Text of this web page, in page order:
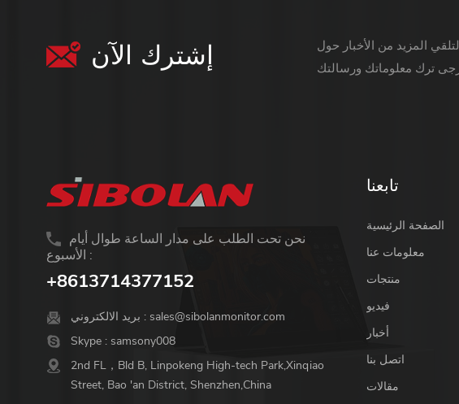
إشترك الآن
لتلقي المزيد من الأخبار حول Sibolan أو معلومات أكثر قيمة ،
نحن تحت الطلب على مدار الساعة طوال أيام
الأسبوع :
+8613714377152
بريد الالكتروني : sales@sibolanmonitor.com
Skype : samsony008
2nd FL，Bld B, Linpokeng High-tech Park,Xinqiao
Street, Bao 'an District, Shenzhen,China
تابعنا
الصفحة الرئيسية
معلومات عنا
منتجات
فيديو
أخبار
اتصل بنا
مقالات